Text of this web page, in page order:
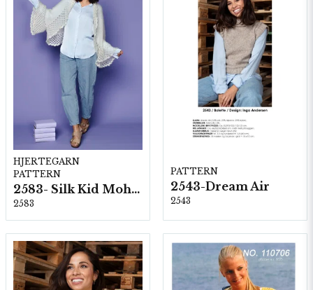
HJERTEGARN
PATTERN
2583- Silk Kid Mohair
2583
PATTERN
2543-Dream Air
2543